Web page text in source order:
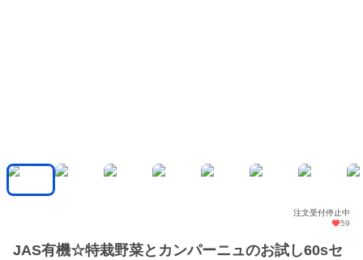
注文受付停止中
59
JAS有機☆特栽野菜とカンパーニュのお試し60sセ